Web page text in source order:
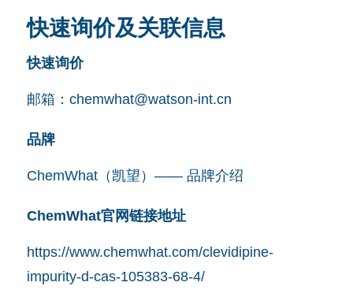
快速询价及关联信息
快速询价
邮箱： chemwhat@watson-int.cn
品牌
ChemWhat（凯望）—— 品牌介绍
ChemWhat官网链接地址
https://www.chemwhat.com/clevidipine-
impurity-d-cas-105383-68-4/